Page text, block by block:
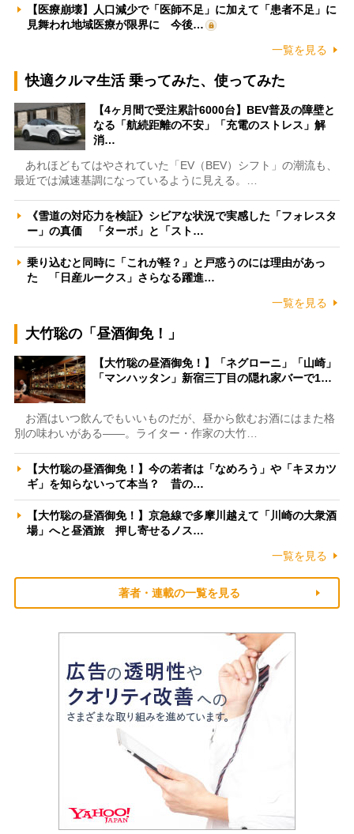
【医療崩壊】人口減少で「医師不足」に加えて「患者不足」に
見舞われ地域医療が限界に 今後…
一覧を見る
快適クルマ生活 乗ってみた、使ってみた
【4ヶ月間で受注累計6000台】BEV普及の障壁と
なる「航続距離の不安」「充電のストレス」解
消…
あれほどもてはやされていた「EV（BEV）シフト」の潮流も、
最近では減速基調になっているように見える。…
《雪道の対応力を検証》シビアな状況で実感した「フォレスタ
ー」の真価 「ターボ」と「スト…
乗り込むと同時に「これが軽？」と戸惑うのには理由があっ
た 「日産ルークス」さらなる躍進…
一覧を見る
大竹聡の「昼酒御免！」
【大竹聡の昼酒御免！】「ネグローニ」「山崎」
「マンハッタン」新宿三丁目の隠れ家バーで1…
お酒はいつ飲んでもいいものだが、昼から飲むお酒にはまた格
別の味わいがある――。ライター・作家の大竹…
【大竹聡の昼酒御免！】今の若者は「なめろう」や「キヌカツ
ギ」を知らないって本当？ 昔の…
【大竹聡の昼酒御免！】京急線で多摩川越えて「川崎の大衆酒
場」へと昼酒旅 押し寄せるノス…
一覧を見る
著者・連載の一覧を見る